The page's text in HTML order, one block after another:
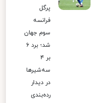
پرگل
فرانسه
سوم جهان
شد؛ برد ۶
بر ۴
سه‌شیرها
در دیدار
رده‌بندی